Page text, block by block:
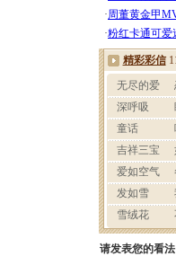
请发表您的看法